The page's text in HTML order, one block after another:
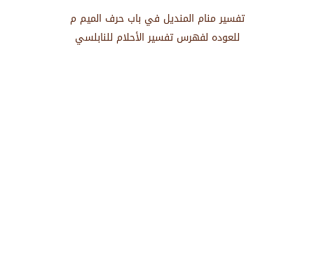
تفسير منام المنديل في باب حرف الميم م
للعوده لفهرس تفسير الأحلام للنابلسي